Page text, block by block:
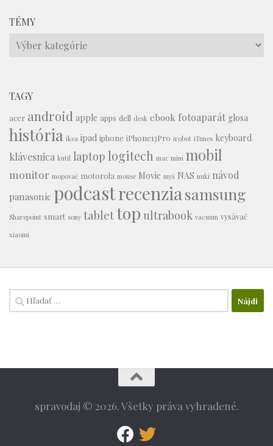
TÉMY
Témy
TAGY
acer android apple apps dell desk ebook fotoaparát glosa
história ikea ipad iphone iPhone13Pro irobot iTunes keyboard
klávesnica kutil laptop logitech mac mini mobil
monitor mopovač motorola mouse Movie myš NAS nuki návod
panasonic podcastrecenziasamsung
Sharepoint smart sony tablettop ultrabook vacuum vysávač
xiaomi
Hľadať:
spravodaj © 2026. Všetky práva vyhradené.